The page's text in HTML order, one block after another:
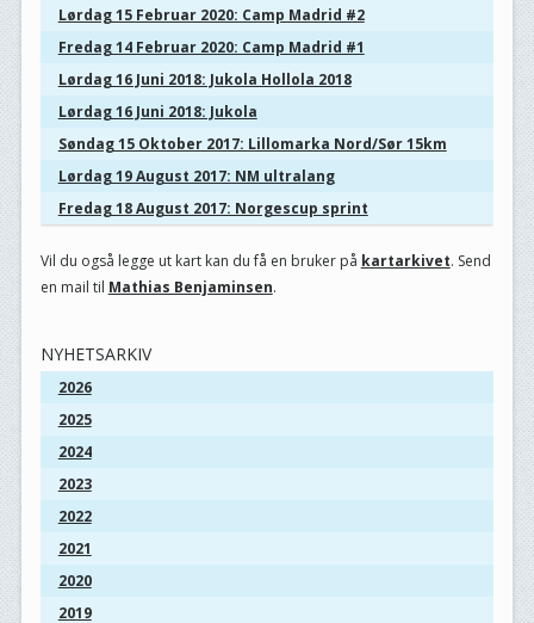
Lørdag 15 Februar 2020: Camp Madrid #2
Fredag 14 Februar 2020: Camp Madrid #1
Lørdag 16 Juni 2018: Jukola Hollola 2018
Lørdag 16 Juni 2018: Jukola
Søndag 15 Oktober 2017: Lillomarka Nord/Sør 15km
Lørdag 19 August 2017: NM ultralang
Fredag 18 August 2017: Norgescup sprint
Vil du også legge ut kart kan du få en bruker på kartarkivet. Send
en mail til Mathias Benjaminsen.
NYHETSARKIV
2026
2025
2024
2023
2022
2021
2020
2019